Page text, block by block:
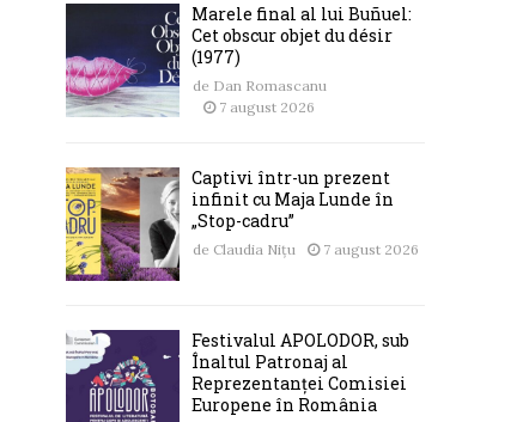
Marele final al lui Buñuel:
Cet obscur objet du désir
(1977)
de Dan Romascanu
7 august 2026
Captivi într-un prezent
infinit cu Maja Lunde în
„Stop-cadru”
de Claudia Nițu 7 august 2026
Festivalul APOLODOR, sub
Înaltul Patronaj al
Reprezentanței Comisiei
Europene în România